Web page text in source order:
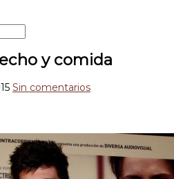
y comida
Sin comentarios